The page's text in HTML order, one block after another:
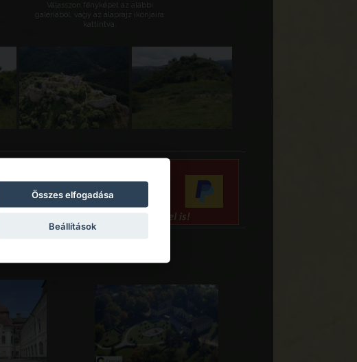
Válasszon fényképet az alábbi
galériából, vagy az alaprajz ikonjaira
kattintva.
Összes elfogadása
Beállítások